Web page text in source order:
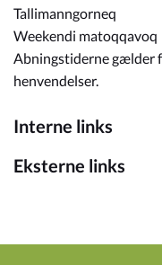
Tallimanngorneq
Weekendi matoqqavoq
Abningstiderne gælder
henvendelser.
Interne links
Eksterne links